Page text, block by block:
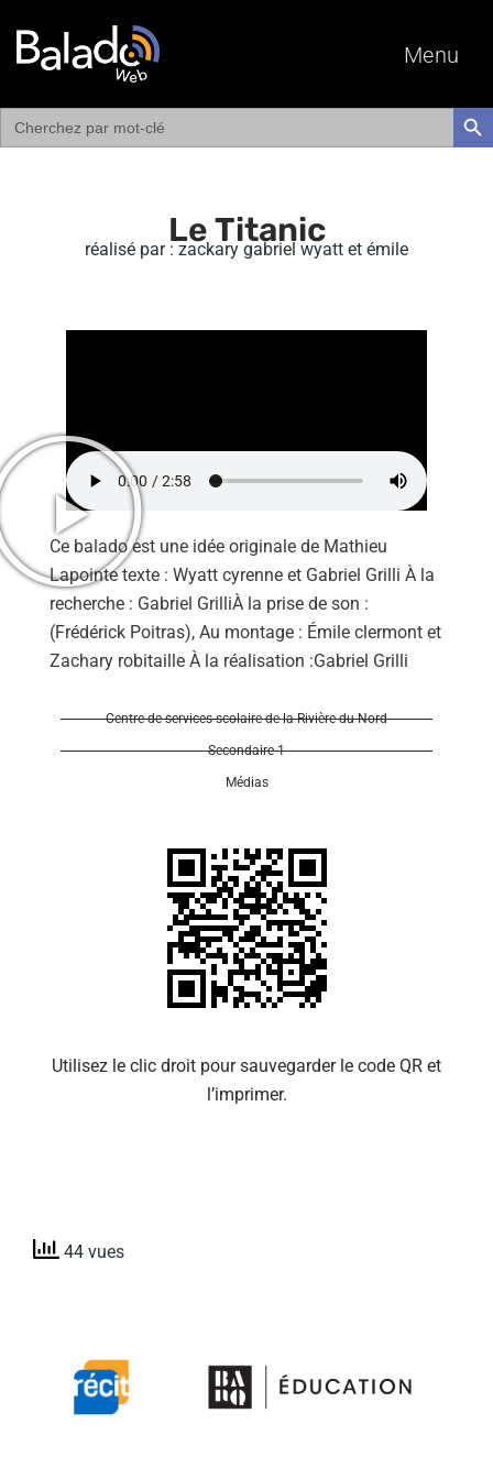
Menu
Search
for:
Le Titanic
réalisé par : zackary gabriel wyatt et émile
Ce balado est une idée originale de Mathieu
Lapointe texte : Wyatt cyrenne et Gabriel Grilli À la
recherche : Gabriel GrilliÀ la prise de son :
(Frédérick Poitras), Au montage : Émile clermont et
Zachary robitaille À la réalisation :Gabriel Grilli
Centre de services scolaire de la Rivière-du-Nord
Secondaire 1
Médias
Utilisez le clic droit pour sauvegarder le code QR et
l’imprimer.
44 vues